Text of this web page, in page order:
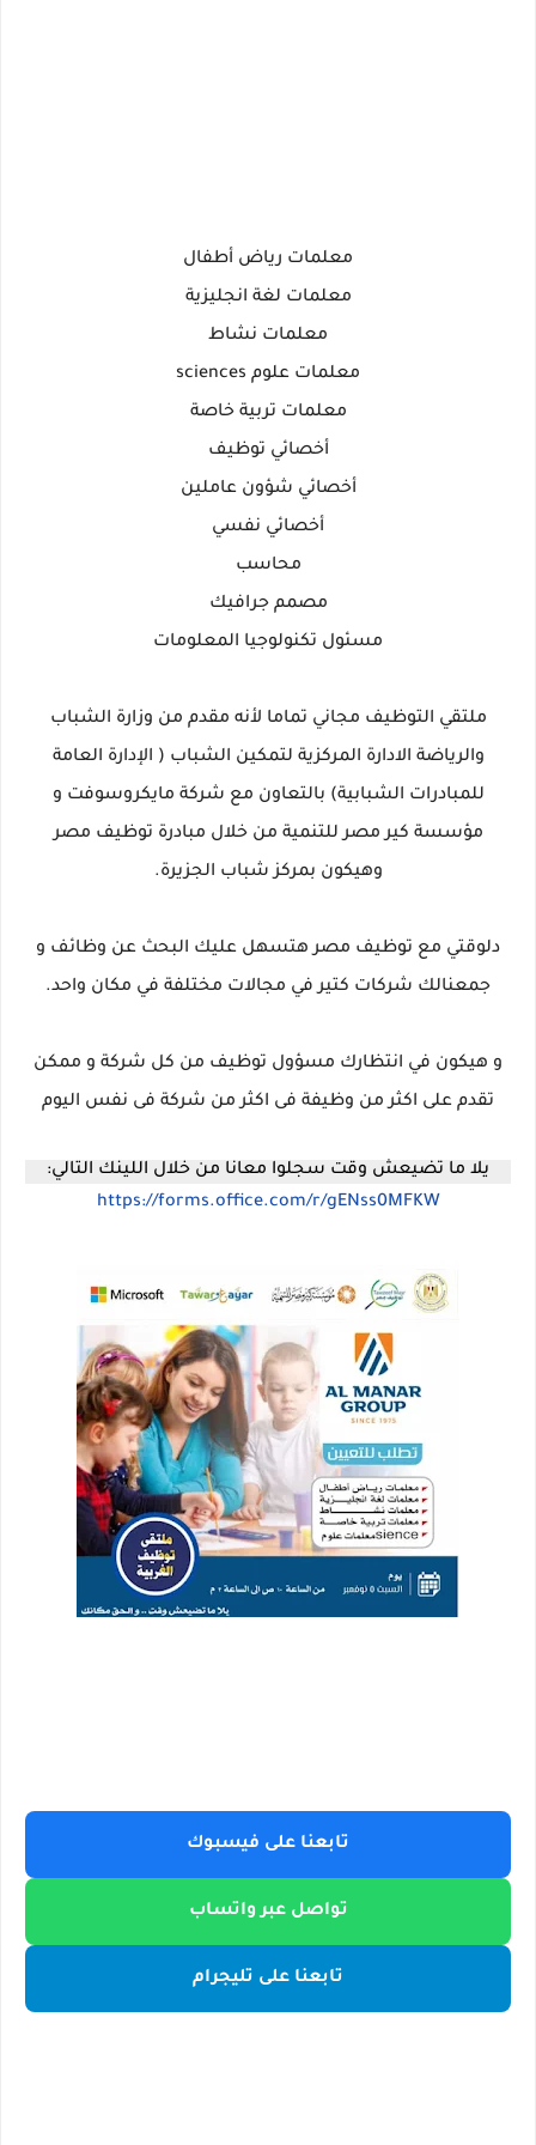
معلمات رياض أطفال
معلمات لغة انجليزية
معلمات نشاط
معلمات علوم sciences
معلمات تربية خاصة
أخصائي توظيف
أخصائي شؤون عاملين
أخصائي نفسي
محاسب
مصمم جرافيك
مسئول تكنولوجيا المعلومات
ملتقي التوظيف مجاني تماما لأنه مقدم من وزارة الشباب
والرياضة الادارة المركزية لتمكين الشباب ( الإدارة العامة
للمبادرات الشبابية) بالتعاون مع شركة مايكروسوفت و
مؤسسة كير مصر للتنمية من خلال مبادرة توظيف مصر
وهيكون بمركز شباب الجزيرة.
دلوقتي مع توظيف مصر هتسهل عليك البحث عن وظائف و
جمعنالك شركات كتير في مجالات مختلفة في مكان واحد.
و هيكون في انتظارك مسؤول توظيف من كل شركة و ممكن
تقدم على اكثر من وظيفة فى اكثر من شركة فى نفس اليوم
يلا ما تضيعش وقت سجلوا معانا من خلال اللينك التالي:
https://forms.office.com/r/gENss0MFKW
تابعنا على فيسبوك
تواصل عبر واتساب
تابعنا على تليجرام